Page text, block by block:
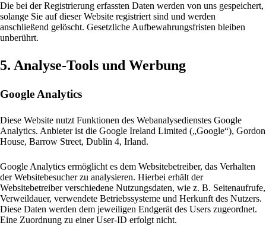
Die bei der Registrierung erfassten Daten werden von uns gespeichert,
solange Sie auf dieser Website registriert sind und werden
anschließend gelöscht. Gesetzliche Aufbewahrungsfristen bleiben
unberührt.
5. Analyse-Tools und Werbung
Google Analytics
Diese Website nutzt Funktionen des Webanalysedienstes Google
Analytics. Anbieter ist die Google Ireland Limited („Google“), Gordon
House, Barrow Street, Dublin 4, Irland.
Google Analytics ermöglicht es dem Websitebetreiber, das Verhalten
der Websitebesucher zu analysieren. Hierbei erhält der
Websitebetreiber verschiedene Nutzungsdaten, wie z. B. Seitenaufrufe,
Verweildauer, verwendete Betriebssysteme und Herkunft des Nutzers.
Diese Daten werden dem jeweiligen Endgerät des Users zugeordnet.
Eine Zuordnung zu einer User-ID erfolgt nicht.